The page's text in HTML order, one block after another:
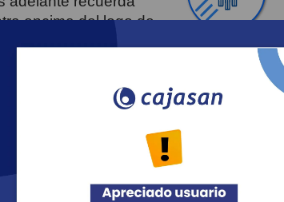
encima del logo de
Personas
Agéndate